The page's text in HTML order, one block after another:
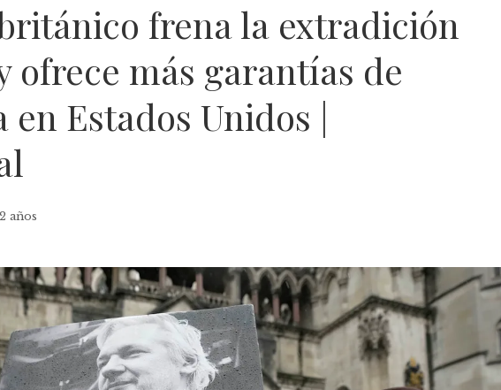
frena la extradición
ofrece más garantías de
Estados Unidos |
años